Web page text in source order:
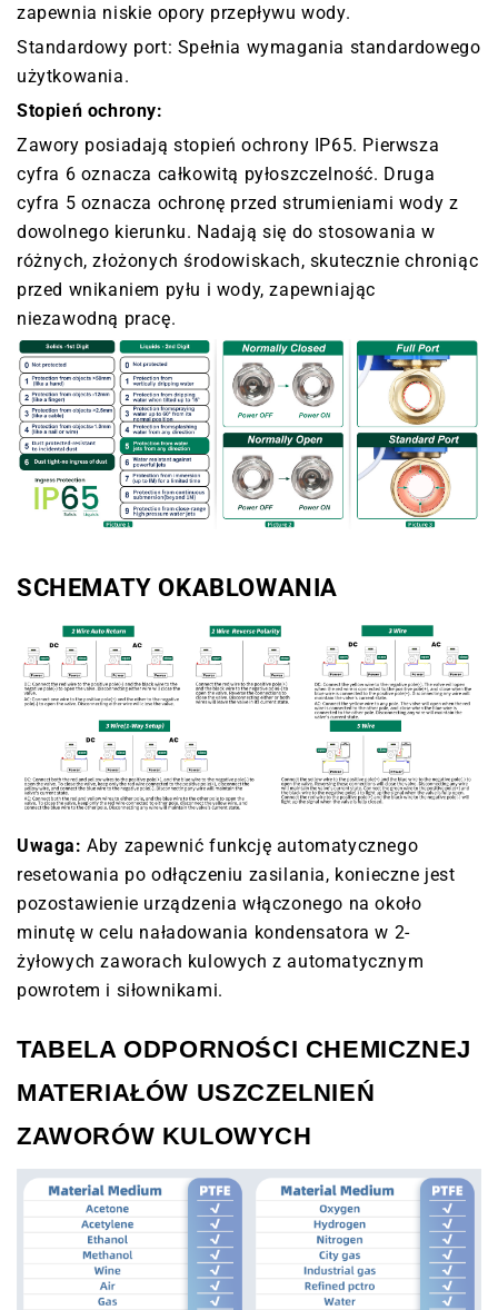
zapewnia niskie opory przepływu wody.
Standardowy port: Spełnia wymagania standardowego
użytkowania.
Stopień ochrony:
Zawory posiadają stopień ochrony IP65. Pierwsza
cyfra 6 oznacza całkowitą pyłoszczelność. Druga
cyfra 5 oznacza ochronę przed strumieniami wody z
dowolnego kierunku. Nadają się do stosowania w
różnych, złożonych środowiskach, skutecznie chroniąc
przed wnikaniem pyłu i wody, zapewniając
niezawodną pracę.
SCHEMATY OKABLOWANIA
Uwaga: Aby zapewnić funkcję automatycznego
resetowania po odłączeniu zasilania, konieczne jest
pozostawienie urządzenia włączonego na około
minutę w celu naładowania kondensatora w 2-
żyłowych zaworach kulowych z automatycznym
powrotem i siłownikami.
TABELA ODPORNOŚCI CHEMICZNEJ
MATERIAŁÓW USZCZELNIEŃ
ZAWORÓW KULOWYCH